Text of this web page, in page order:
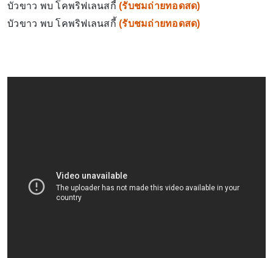
บัวขาว พบ โคพริฟเลนสกี้ (รับชมถ่ายทอดสด)
บัวขาว พบ โคพริฟเลนสกี้ (รับชมถ่ายทอดสด)